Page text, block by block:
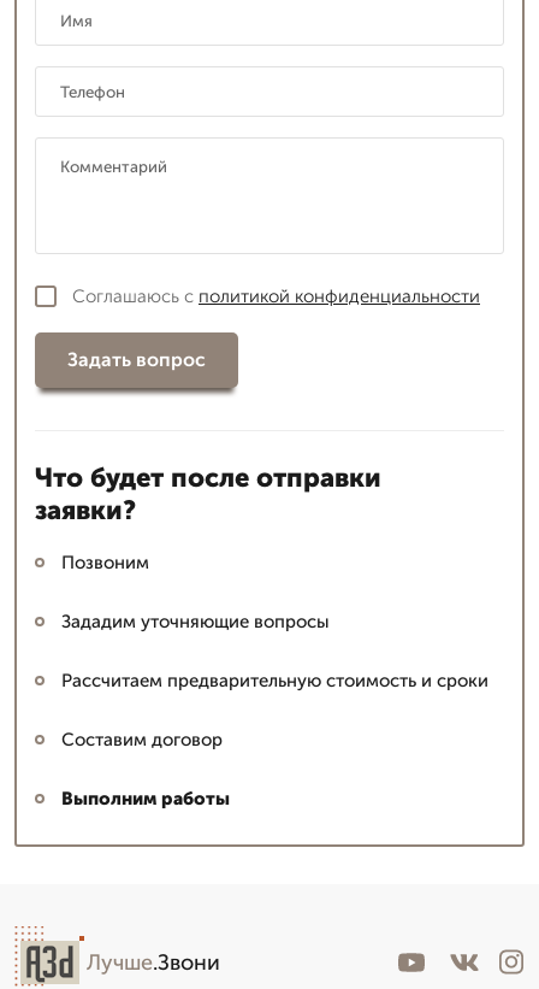
Соглашаюсь с политикой конфиденциальности
Задать вопрос
Что будет после отправки
заявки?
Позвоним
Зададим уточняющие вопросы
Рассчитаем предварительную стоимость и сроки
Составим договор
Выполним работы
Лучше.Звони